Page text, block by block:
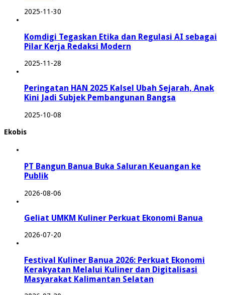
2025-11-30
Komdigi Tegaskan Etika dan Regulasi AI sebagai
Pilar Kerja Redaksi Modern
2025-11-28
Peringatan HAN 2025 Kalsel Ubah Sejarah, Anak
Kini Jadi Subjek Pembangunan Bangsa
2025-10-08
Ekobis
PT Bangun Banua Buka Saluran Keuangan ke
Publik
2026-08-06
Geliat UMKM Kuliner Perkuat Ekonomi Banua
2026-07-20
Festival Kuliner Banua 2026: Perkuat Ekonomi
Kerakyatan Melalui Kuliner dan Digitalisasi
Masyarakat Kalimantan Selatan